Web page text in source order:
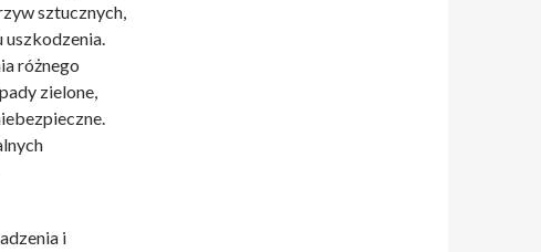
sztucznych,
uszkodzenia.
różnego
zielone,
i